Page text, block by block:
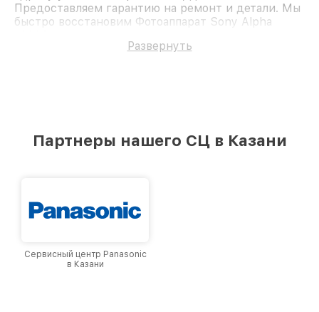
Предоставляем гарантию на ремонт и детали. Мы
быстро восстановим Фотоаппарат Sony Alpha
Развернуть
Партнеры нашего СЦ в Казани
Сервисный центр Panasonic
в Казани